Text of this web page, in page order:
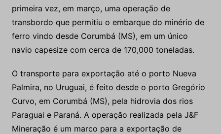
primeira vez, em março, uma operação de
transbordo que permitiu o embarque do minério de
ferro vindo desde Corumbá (MS), em um único
navio capesize com cerca de 170,000 toneladas.
O transporte para exportação até o porto Nueva
Palmira, no Uruguai, é feito desde o porto Gregório
Curvo, em Corumbá (MS), pela hidrovia dos rios
Paraguai e Paraná. A operação realizada pela J&F
Mineração é um marco para a exportação de